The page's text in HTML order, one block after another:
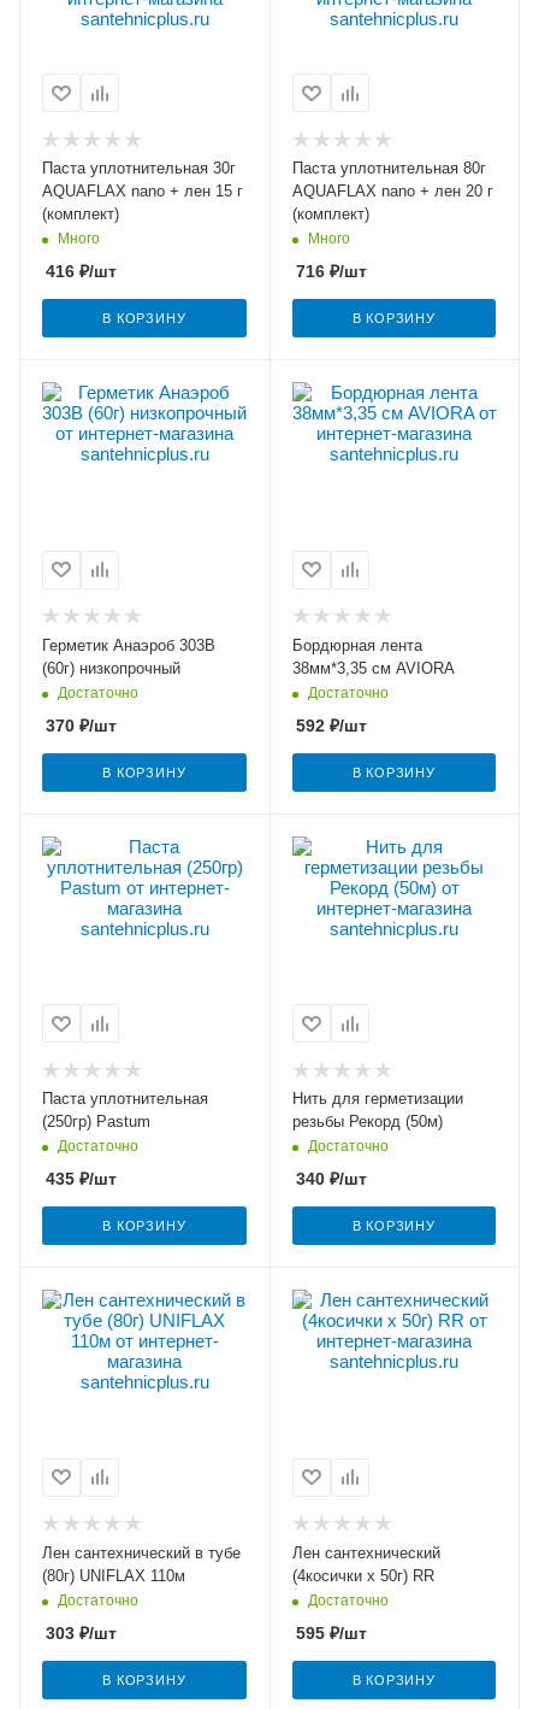
Паста уплотнительная 30г
AQUAFLAX nano + лен 15 г
(комплект)
Много
416 ₽/шт
В КОРЗИНУ
Паста уплотнительная 80г
AQUAFLAX nano + лен 20 г
(комплект)
Много
716₽/шт
В КОРЗИНУ
Герметик Анаэроб 303В
(60г) низкопрочный
Достаточно
370 ₽/шт
В КОРЗИНУ
Бордюрная лента
38мм*3,35 см AVIORA
Достаточно
592₽/шт
В КОРЗИНУ
Паста уплотнительная
(250гр) Pastum
Достаточно
435 ₽/шт
В КОРЗИНУ
Нить для герметизации
резьбы Рекорд (50м)
Достаточно
340₽/шт
В КОРЗИНУ
Лен сантехнический в тубе
(80г) UNIFLAX 110м
Достаточно
303 ₽/шт
В КОРЗИНУ
Лен сантехнический
(4косички х 50г) RR
Достаточно
595₽/шт
В КОРЗИНУ